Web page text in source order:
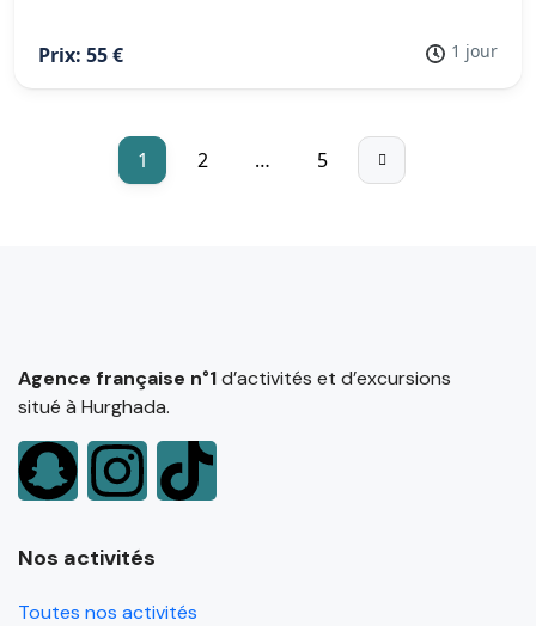
Prix: 55 € 1 jour
1 2 … 5
Agence française n°1d’activités et d’excursions
situé à Hurghada.
Nos activités
Toutes nos activités